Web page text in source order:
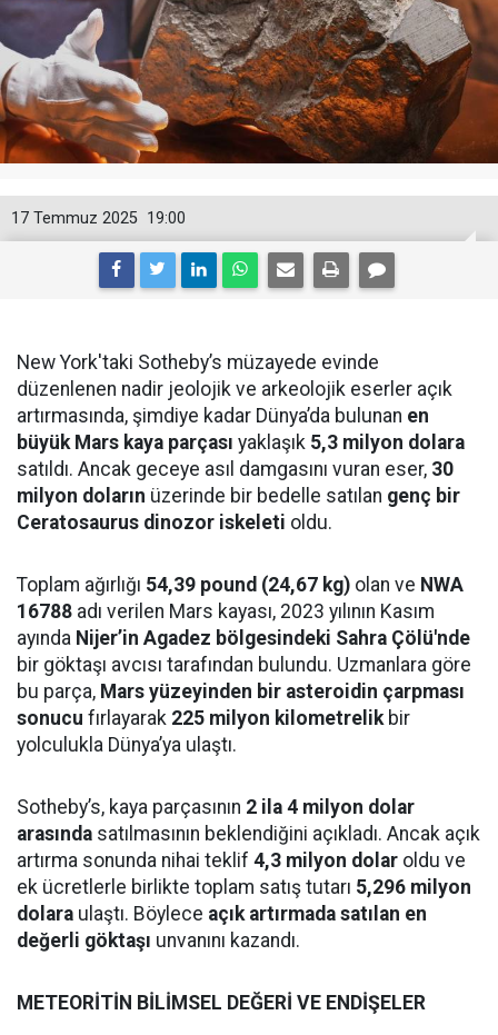
19:00
17 Temmuz 2025
New York'taki Sotheby’s müzayede evinde
düzenlenen nadir jeolojik ve arkeolojik eserler açık
artırmasında, şimdiye kadar Dünya’da bulunan en
büyük Mars kaya parçası yaklaşık 5,3 milyon dolara
satıldı. Ancak geceye asıl damgasını vuran eser, 30
milyon doların üzerinde bir bedelle satılan genç bir
Ceratosaurus dinozor iskeleti oldu.
Toplam ağırlığı 54,39 pound (24,67 kg) olan ve NWA
16788 adı verilen Mars kayası, 2023 yılının Kasım
ayında Nijer’in Agadez bölgesindeki Sahra Çölü'nde
bir göktaşı avcısı tarafından bulundu. Uzmanlara göre
bu parça, Mars yüzeyinden bir asteroidin çarpması
sonucu fırlayarak 225 milyon kilometrelikbir
yolculukla Dünya’ya ulaştı.
Sotheby’s, kaya parçasının 2 ila 4 milyon dolar
arasında satılmasının beklendiğini açıkladı. Ancak açık
artırma sonunda nihai teklif 4,3 milyon dolar oldu ve
ek ücretlerle birlikte toplam satış tutarı 5,296 milyon
dolara ulaştı. Böylece açık artırmada satılan en
değerli göktaşı unvanını kazandı.
METEORİTİN BİLİMSEL DEĞERİ VE ENDİŞELER